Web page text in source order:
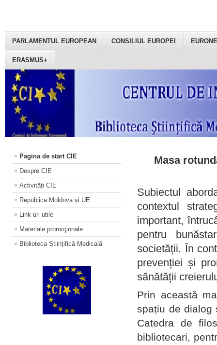
PARLAMENTUL EUROPEAN CONSILIUL EUROPEI
ERASMUS+
Pagina de start CIE
Despre CIE
Activități CIE
Republica Moldova și UE
Link-uri utile
Materiale promoţionale
Biblioteca Științifică Medicală
Masa
Subiectul
contextul
important,
pentru
societății. În
prevenției și
sănătății
Prin această
spațiu de dialog
Catedra de
bibliotecari,